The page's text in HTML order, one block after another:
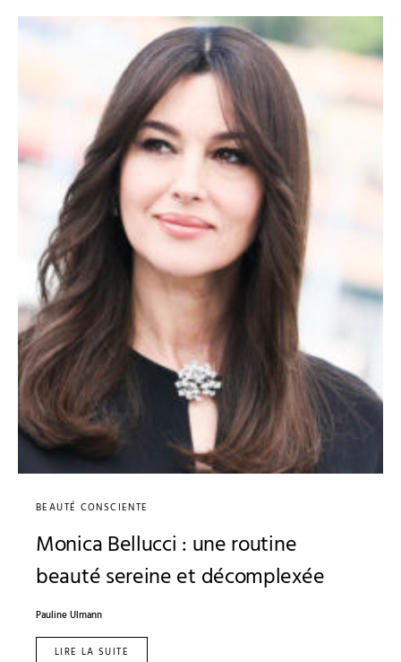
BEAUTÉ CONSCIENTE
Monica Bellucci : une routine
beauté sereine et décomplexée
Pauline Ulmann
LIRE LA SUITE